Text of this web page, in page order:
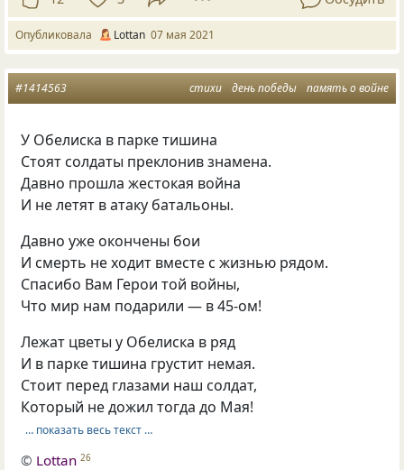
Опубликовала Lottan 07 мая 2021
стихи день победы память о войне
#1414563
У Обелиска в парке тишина
Стоят солдаты преклонив знамена.
Давно прошла жестокая война
И не летят в атаку батальоны.
Давно уже окончены бои
И смерть не ходит вместе с жизнью рядом.
Спасибо Вам Герои той войны,
Что мир нам подарили — в 45-ом!
Лежат цветы у Обелиска в ряд
И в парке тишина грустит немая.
Стоит перед глазами наш солдат,
Который не дожил тогда до Мая!
… показать весь текст …
© Lottan 26